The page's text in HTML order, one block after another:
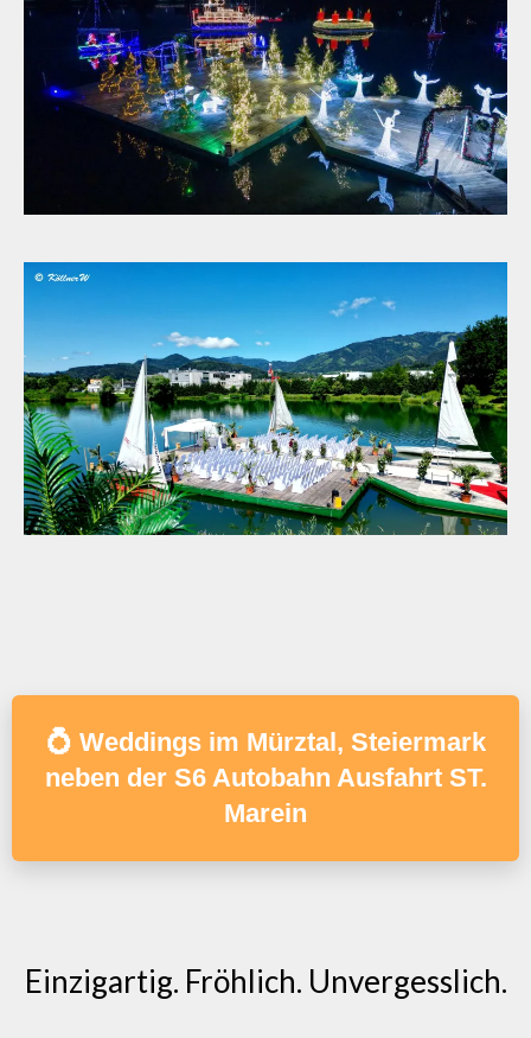
💍 Weddings im Mürztal, Steiermark
neben der S6 Autobahn Ausfahrt ST.
Marein
Einzigartig. Fröhlich. Unvergesslich.